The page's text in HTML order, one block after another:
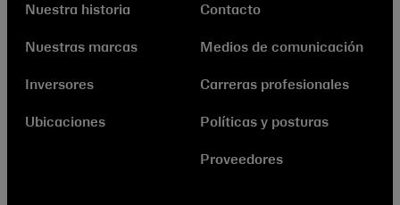
Nuestra historia
Nuestras marcas
Inversores
Ubicaciones
Contacto
Medios de comunicación
Carreras profesionales
Políticas y posturas
Proveedores